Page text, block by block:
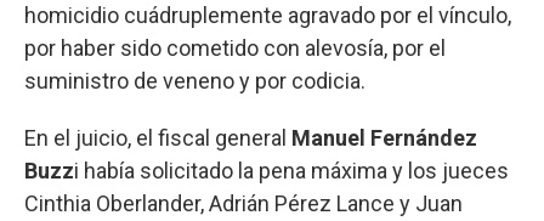
homicidio cuádruplemente agravado por el vínculo,
por haber sido cometido con alevosía, por el
suministro de veneno y por codicia.
En el juicio, el fiscal general Manuel Fernández
Buzzi había solicitado la pena máxima y los jueces
Cinthia Oberlander, Adrián Pérez Lance y Juan